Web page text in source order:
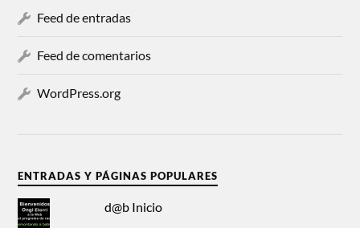
Feed de entradas
Feed de comentarios
WordPress.org
ENTRADAS Y PÁGINAS POPULARES
d@b Inicio